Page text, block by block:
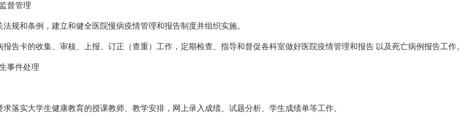
督管理
法规和条例，建立和健全医院慢病疫情管理和报告制度并组织实施。
报告卡的收集、审核、上报、订正（查重）工作，定期检查、指导和督促各科室做好医院疫情管理和报告 以及死亡病例报告工作。
事件处理
求落实大学生健康教育的授课教师、教学安排，网上录入成绩、试题分析、学生成绩单等工作。